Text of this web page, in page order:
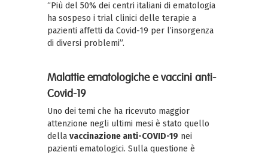
“Più del 50% dei centri italiani di ematologia
ha sospeso i trial clinici delle terapie a
pazienti affetti da Covid-19 per l’insorgenza
di diversi problemi”.
Malattie ematologiche e vaccini anti-
Covid-19
Uno dei temi che ha ricevuto maggior
attenzione negli ultimi mesi è stato quello
della vaccinazione anti-COVID-19 nei
pazienti ematologici. Sulla questione è